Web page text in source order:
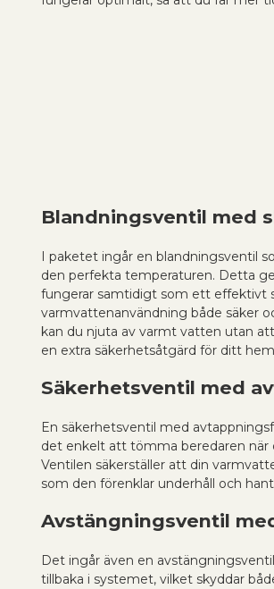
Blandningsventil med
I paketet ingår en blandningsventil
den perfekta temperaturen. Detta
fungerar samtidigt som ett effektivt
varmvattenanvändning både säker
kan du njuta av varmt vatten utan
en extra säkerhetsåtgärd för ditt
Säkerhetsventil med
En säkerhetsventil med
det enkelt att tömma beredaren när
Ventilen säkerställer att din
som den förenklar underhåll och
Avstängningsventil
Det ingår även en
tillbaka i systemet, vilket skyddar